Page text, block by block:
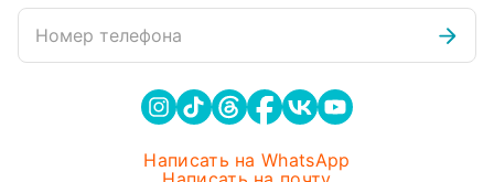
Номер телефона
Написать на WhatsApp